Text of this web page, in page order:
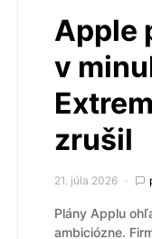
Apple
v
zrušil
21. júla 2026
Plány Applu
ambiciózne.